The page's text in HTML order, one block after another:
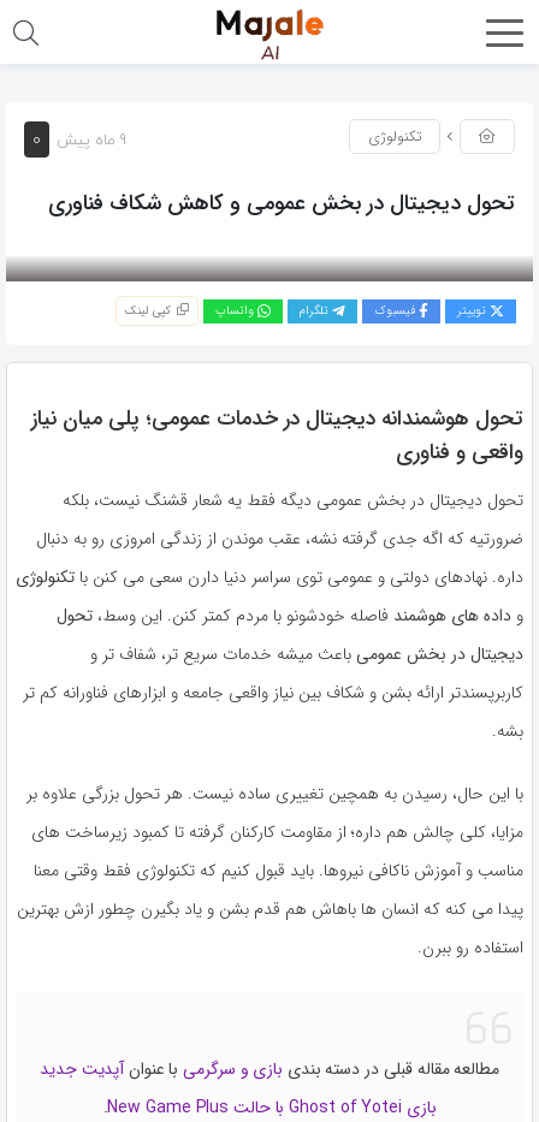
9 ماه پیش 0 تکنولوژی
تحول دیجیتال در بخش عمومی و کاهش شکاف فناوری
توییتر فیسبوک تلگرام واتساپ کپی لینک
تحول هوشمندانه دیجیتال در خدمات عمومی؛ پلی میان نیاز
واقعی و فناوری
تحول دیجیتال در بخش عمومی دیگه فقط یه شعار قشنگ نیست، بلکه
ضرورتیه که اگه جدی گرفته نشه، عقب موندن از زندگی امروزی رو به دنبال
داره. نهادهای دولتی و عمومی توی سراسر دنیا دارن سعی می کنن با تکنولوژی
و داده های هوشمند فاصله خودشونو با مردم کمتر کنن. این وسط، تحول
دیجیتال در بخش عمومیباعث میشه خدمات سریع تر، شفاف تر و
کاربرپسندتر ارائه بشن و شکاف بین نیاز واقعی جامعه و ابزارهای فناورانه کم تر
بشه.
با این حال، رسیدن به همچین تغییری ساده نیست. هر تحول بزرگی علاوه بر
مزایا، کلی چالش هم داره؛ از مقاومت کارکنان گرفته تا کمبود زیرساخت های
مناسب و آموزش ناکافی نیروها. باید قبول کنیم که تکنولوژی فقط وقتی معنا
پیدا می کنه که انسان ها باهاش هم قدم بشن و یاد بگیرن چطور ازش بهترین
استفاده رو ببرن.
مطالعه مقاله قبلی در دسته بندی بازی و سرگرمیبا عنوانآپدیت جدید
بازی Ghost of Yotei با حالت New Game Plus
.